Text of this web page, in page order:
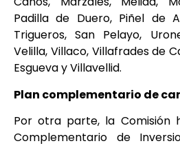
Padilla de Duero, Piñel de
Trigueros, San Pelayo,
Velilla, Villaco, Villafrades de
Esgueva y Villavellid.
Plan complementario de
Por otra parte, la Comisión
Complementario de